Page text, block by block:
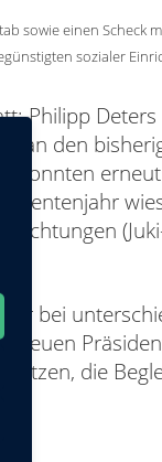
sowie einen Scheck
sozialer
Philipp
an den
konnten
bei
neuen
die